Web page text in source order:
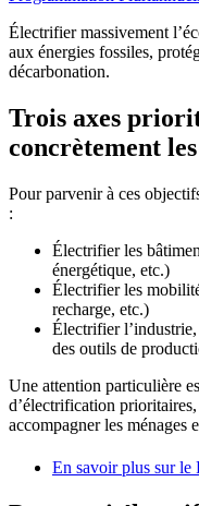
Électrifier massivement
aux énergies fossiles,
décarbonation.
Trois axes
concrètement les
Pour parvenir à ces
:
Électrifier les
énergétique, etc.)
Électrifier les
recharge, etc.)
Électrifier
des outils de
Une attention particulière
d’électrification
accompagner les ménages
En savoir plus sur le